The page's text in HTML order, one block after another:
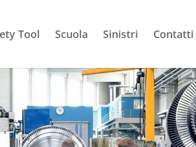
Tool Scuola Sinistri Contatti